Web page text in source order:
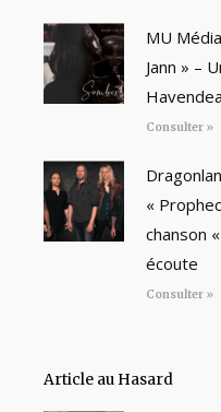
MU
Jann » –
Consulter »
«
chanson
écoute
Consulter »
Article au Hasard